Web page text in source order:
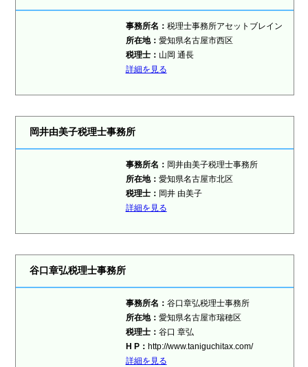
事務所名： 税理士事務所アセットブレイン
所在地： 愛知県名古屋市西区
税理士： 山岡 通長
詳細を見る
岡井由美子税理士事務所
事務所名： 岡井由美子税理士事務所
所在地： 愛知県名古屋市北区
税理士： 岡井 由美子
詳細を見る
谷口章弘税理士事務所
事務所名： 谷口章弘税理士事務所
所在地： 愛知県名古屋市瑞穂区
税理士： 谷口 章弘
H P： http://www.taniguchitax.com/
詳細を見る